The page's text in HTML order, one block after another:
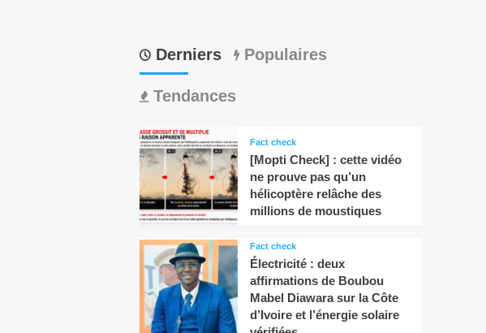
Derniers Populaires
Tendances
Fact check
[Mopti Check] : cette vidéo
ne prouve pas qu’un
hélicoptère relâche des
millions de moustiques
Fact check
Électricité : deux
affirmations de Boubou
Mabel Diawara sur la Côte
d’Ivoire et l’énergie solaire